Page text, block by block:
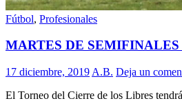
Fútbol, Profesionales
MARTES DE
17 diciembre, 2019 A.B. Deja un
El Torneo del Cierre de los Libres